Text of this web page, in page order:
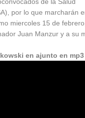
de la Salud
por lo que marcharán
miercoles 15 de
Juan Manzur y a su
en ajunto en